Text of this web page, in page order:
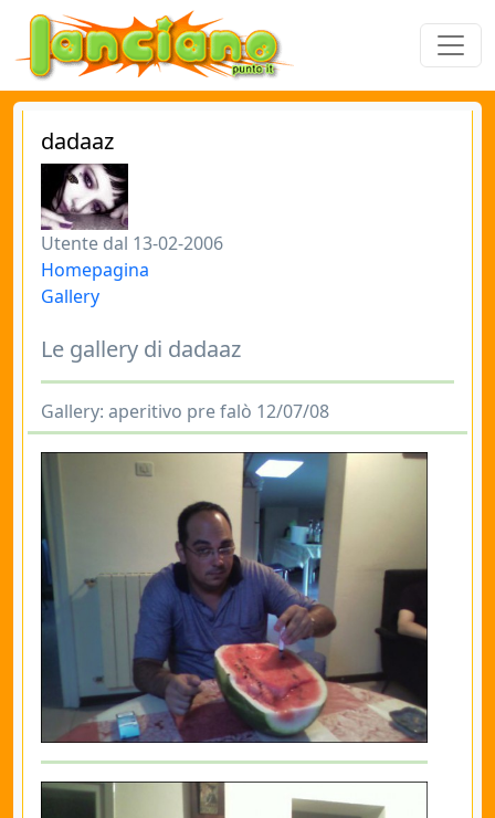
dadaaz
Utente dal 13-02-2006
Homepagina
Gallery
Le gallery di dadaaz
Gallery: aperitivo pre falò 12/07/08